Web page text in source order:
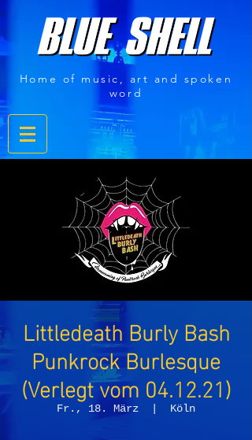
Home of music, art and spoken
word
Littledeath Burly Bash
Punkrock Burlesque
(Verlegt vom 04.12.21)
Fr., 18. März Köln